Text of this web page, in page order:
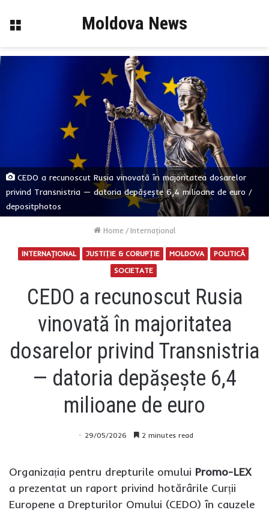
Menu Moldova News
CEDO a recunoscut Rusia vinovată în majoritatea dosarelor
privind Transnistria — datoria depășește 6,4 milioane de euro /
depositphotos
Home / Internaţional
INTERNAŢIONAL JUSTIȚIE & CORUPȚIE MOLDOVA
POLITICĂ
SOCIETATE
CEDO a recunoscut Rusia
vinovată în majoritatea
dosarelor privind Transnistria
— datoria depășește 6,4
milioane de euro
29/05/2026 2 minutes read
Organizația pentru drepturile omului Promo-LEX
a prezentat un raport privind hotărârile Curții
Europene a Drepturilor Omului (CEDO) în cauzele